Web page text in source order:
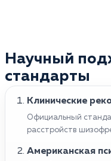
повышенным
заболеваний.
Больные
алкоголем или
справиться с
страдания, что
Появление
Научный
стандарты
Клинические
Официальный
расстройств
Американская